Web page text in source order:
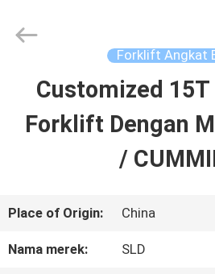
RUMAH
TENTANG
KAMI
Development
Forklift Angkat
Customized
Forklift Dengan
/
Place of Origin: China
Nama merek: SLD